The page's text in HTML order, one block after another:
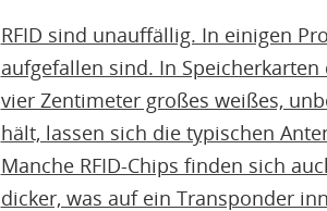
RFID sind unauffällig. In einigen
aufgefallen sind. In
vier Zentimeter großes weißes,
hält, lassen sich die typischen
Manche RFID-Chips finden sich
dicker, was auf ein Transponder